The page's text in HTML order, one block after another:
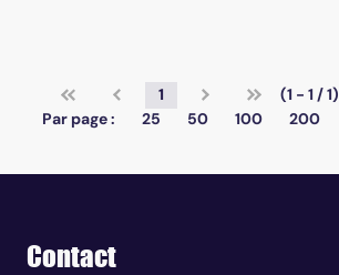
1
(1 - 1 / 1)
Par page :
25 50 100 200
Contact